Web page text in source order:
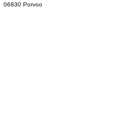
06830 Porvoo